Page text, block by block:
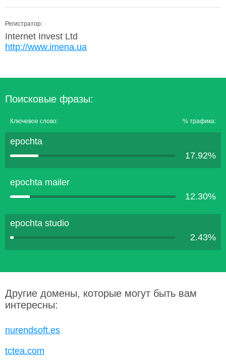
Регистратор:
Internet Invest Ltd
http://www.imena.ua
Поисковые фразы:
Ключевое слово: % трафика:
epochta
17.92%
epochta mailer
12.30%
epochta studio
2.43%
Другие домены, которые могут быть вам
интересны:
nurendsoft.es
tctea.com